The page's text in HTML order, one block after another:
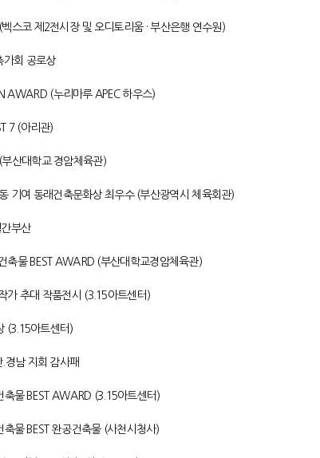
제2전시장 및 오디토리움 · 부산은행 연수원)
회 공로상
(누리마루 APEC 하우스)
(아리관)
대학교 경암체육관)
여 동래건축문화상 최우수 (부산광역시 체육회관)
부산
BEST AWARD (부산대학교경암체육관)
대 작품전시 (3.15아트센터)
아트센터)
지회 감사패
물 BEST AWARD (3.15아트센터)
물 BEST 완공건축물 (사천시청사)